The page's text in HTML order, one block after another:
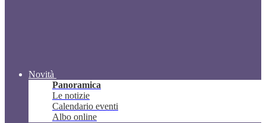
Novità
Panoramica
Le notizie
Calendario eventi
Albo online